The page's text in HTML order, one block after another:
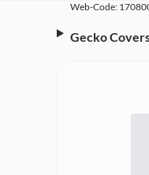
Web-Code:
Gecko